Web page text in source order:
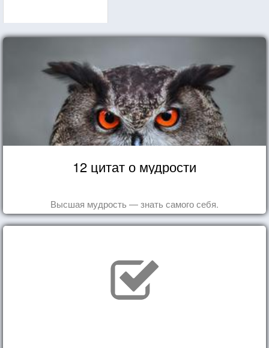
12 цитат о мудрости
Высшая мудрость — знать самого себя.